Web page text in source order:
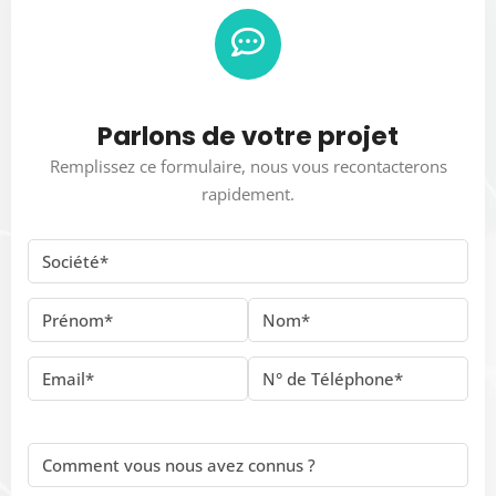
Parlons de votre projet
Remplissez ce formulaire, nous vous recontacterons
rapidement.